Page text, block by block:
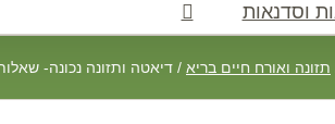
וסדנאות
תזונה ואורח חיים בריא / דיאטה ותזונה נכונה-